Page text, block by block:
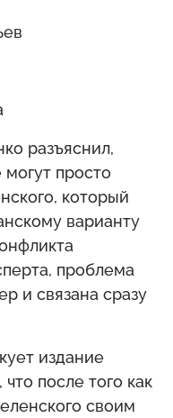
разъяснил,
просто
который
варианту
проблема
и связана сразу
издание
что после того как
своим